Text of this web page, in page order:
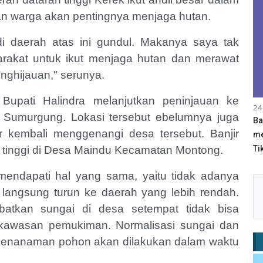
warga akan pentingnya menjaga hutan.
daerah atas ini gundul. Makanya saya tak
untuk ikut menjaga hutan dan merawat
serunya.
Halindra melanjutkan peninjauan ke
Lokasi tersebut ebelumnya juga
menggenangi desa tersebut. Banjir
di Desa Maindu Kecamatan Montong.
hal yang sama, yaitu tidak adanya
turun ke daerah yang lebih rendah.
sungai di desa setempat tidak bisa
pemukiman. Normalisasi sungai dan
pohon akan dilakukan dalam waktu